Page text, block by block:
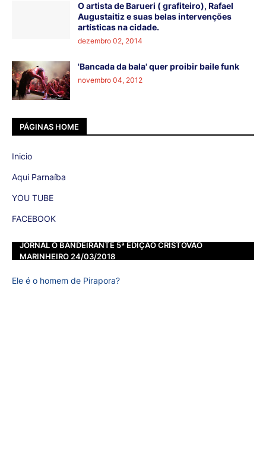
O artista de Barueri ( grafiteiro), Rafael
Augustaitiz e suas belas intervenções
artísticas na cidade.
dezembro 02, 2014
'Bancada da bala' quer proibir baile funk
novembro 04, 2012
PÁGINAS HOME
Inicio
Aqui Parnaíba
YOU TUBE
FACEBOOK
JORNAL O BANDEIRANTE 5ª EDIÇÃO CRISTOVÃO
MARINHEIRO 24/03/2018
Ele é o homem de Pirapora?